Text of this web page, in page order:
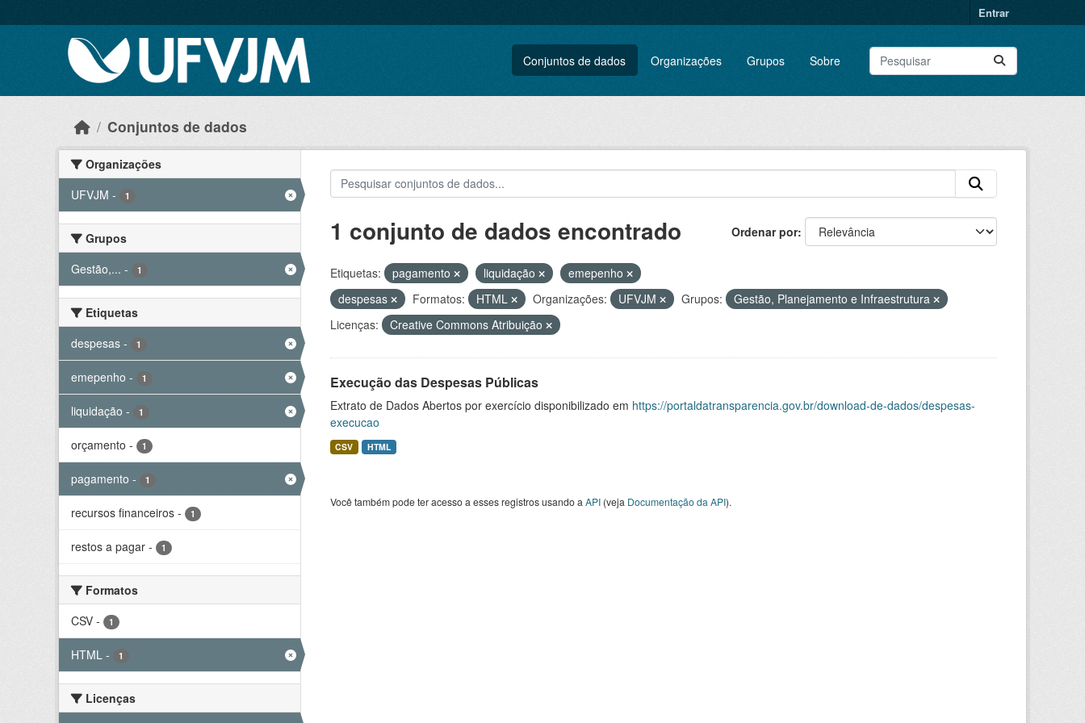
Entrar
Conjuntos de dados Organizações Grupos Sobre
Conjuntos de dados
Organizações
UFVJM - 1
Grupos
Gestão,... - 1
Etiquetas
despesas - 1
emepenho - 1
liquidação - 1
orçamento - 1
pagamento - 1
recursos financeiros - 1
restos a pagar - 1
Formatos
CSV - 1
HTML - 1
Licenças
Ordenar por
1 conjunto de dados encontrado
Etiquetas: pagamento liquidação
emepenho
despesas
Formatos: HTML Organizações: UFVJM Grupos:
Gestão, Planejamento e Infraestrutura
Licenças:
Creative Commons Atribuição
Execução das Despesas Públicas
Extrato de Dados Abertos por exercício disponibilizado em https://portaldatransparencia.gov.br/download-de-dados/despesas-
execucao
CSV HTML
Você também pode ter acesso a esses registros usando a API(veja Documentação da API).